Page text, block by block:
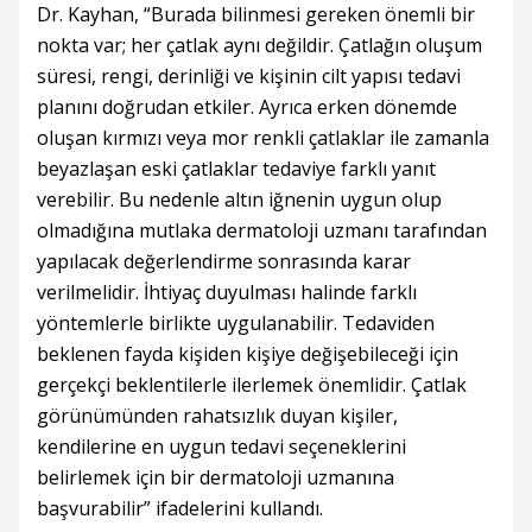
Dr. Kayhan, “Burada bilinmesi gereken önemli bir
nokta var; her çatlak aynı değildir. Çatlağın oluşum
süresi, rengi, derinliği ve kişinin cilt yapısı tedavi
planını doğrudan etkiler. Ayrıca erken dönemde
oluşan kırmızı veya mor renkli çatlaklar ile zamanla
beyazlaşan eski çatlaklar tedaviye farklı yanıt
verebilir. Bu nedenle altın iğnenin uygun olup
olmadığına mutlaka dermatoloji uzmanı tarafından
yapılacak değerlendirme sonrasında karar
verilmelidir. İhtiyaç duyulması halinde farklı
yöntemlerle birlikte uygulanabilir. Tedaviden
beklenen fayda kişiden kişiye değişebileceği için
gerçekçi beklentilerle ilerlemek önemlidir. Çatlak
görünümünden rahatsızlık duyan kişiler,
kendilerine en uygun tedavi seçeneklerini
belirlemek için bir dermatoloji uzmanına
başvurabilir” ifadelerini kullandı.